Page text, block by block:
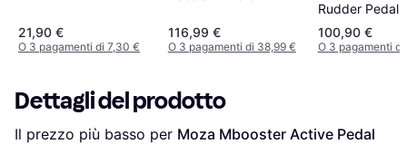
21,90 €
O 3 pagamenti di 7,30 €
116,99 €
O 3 pagamenti di 38,99 €
Rudder
(PC/PS4)
100,90 €
O 3 pagamenti
Dettagli del prodotto
Il prezzo più basso per Moza Mbooster Active Pedal